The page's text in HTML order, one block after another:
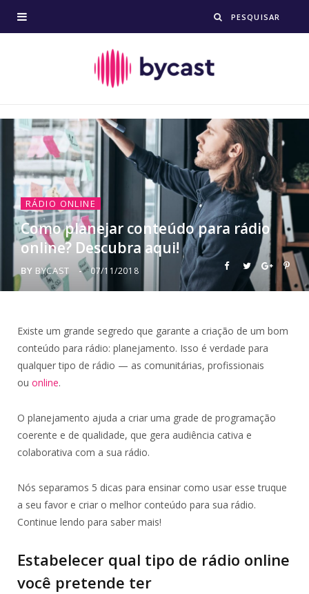
RÁDIO ONLINE
Como planejar conteúdo para rádio
online? Descubra aqui!
BY BYCAST 07/11/2018
Existe um grande segredo que garante a criação de um bom
conteúdo para rádio: planejamento. Isso é verdade para
qualquer tipo de rádio — as comunitárias, profissionais
ou online.
O planejamento ajuda a criar uma grade de programação
coerente e de qualidade, que gera audiência cativa e
colaborativa com a sua rádio.
Nós separamos 5 dicas para ensinar como usar esse truque
a seu favor e criar o melhor conteúdo para sua rádio.
Continue lendo para saber mais!
Estabelecer qual tipo de rádio online
você pretende ter